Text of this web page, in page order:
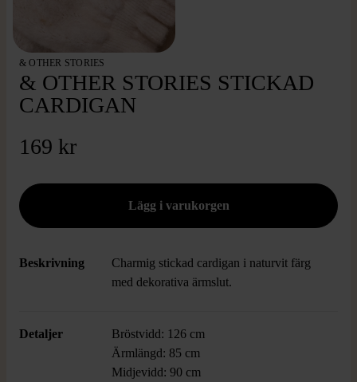
& OTHER STORIES
& OTHER STORIES STICKAD
CARDIGAN
169 kr
Beskrivning
Charmig stickad cardigan i naturvit färg
med dekorativa ärmslut.
Detaljer
Bröstvidd: 126 cm
Ärmlängd: 85 cm
Midjevidd: 90 cm